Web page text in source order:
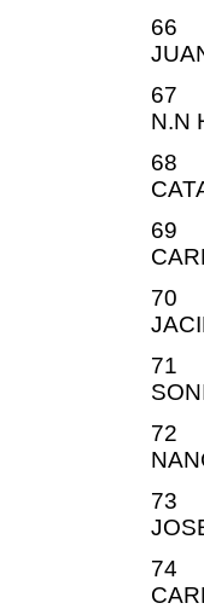
66
67
N.N
68
69
70
71
72
73
74